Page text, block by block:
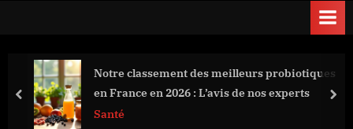
Notre classement des meilleurs probiotiques
en France en 2026 : L’avis de nos experts
Santé
prev next